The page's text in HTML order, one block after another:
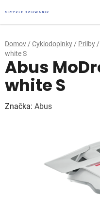
na
obsah
Domov / Cyklodoplnky / Prilby /
white S
Abus
white S
Značka: Abus